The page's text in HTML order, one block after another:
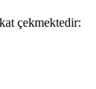
çekmektedir: